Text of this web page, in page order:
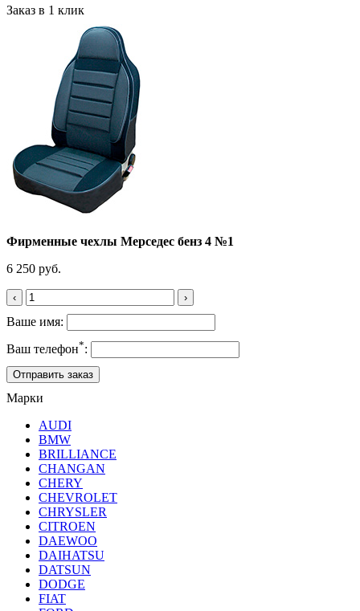
Заказ в 1 клик
Фирменные чехлы Мерседес бенз 4 №1
6 250 руб.
‹ ›
Ваше имя:
Ваш телефон*:
Марки
AUDI
BMW
BRILLIANCE
CHANGAN
CHERY
CHEVROLET
CHRYSLER
CITROEN
DAEWOO
DAIHATSU
DATSUN
DODGE
FIAT